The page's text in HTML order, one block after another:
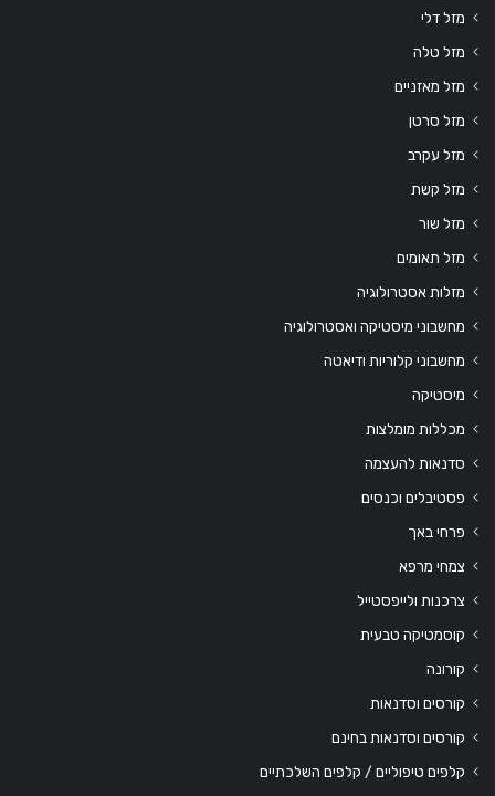
מזל דלי
מזל טלה
מזל מאזניים
מזל סרטן
מזל עקרב
מזל קשת
מזל שור
מזל תאומים
מזלות אסטרולוגיה
מחשבוני מיסטיקה ואסטרולוגיה
מחשבוני קלוריות ודיאטה
מיסטיקה
מכללות מומלצות
סדנאות להעצמה
פסטיבלים וכנסים
פרחי באך
צמחי מרפא
צרכנות ולייפסטייל
קוסמטיקה טבעית
קורונה
קורסים וסדנאות
קורסים וסדנאות בחינם
קלפים טיפוליים / קלפים השלכתיים